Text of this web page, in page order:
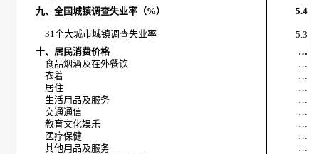
九、全国城镇调查失业率（%）
5.4
31个大城市城镇调查失业率
5.3
十、居民消费价格
…
食品烟酒及在外餐饮
…
衣着
…
居住
…
生活用品及服务
…
交通通信
…
教育文化娱乐
…
医疗保健
…
其他用品及服务
…